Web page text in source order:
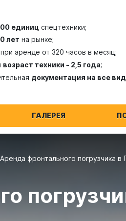
единиц спецтехники;
лет на рынке;
при аренде от 320 часов в месяц;
возраст техники - 2,5 года;
документация на все
ГАЛЕРЕЯ
Аренда фронтального погрузчика в